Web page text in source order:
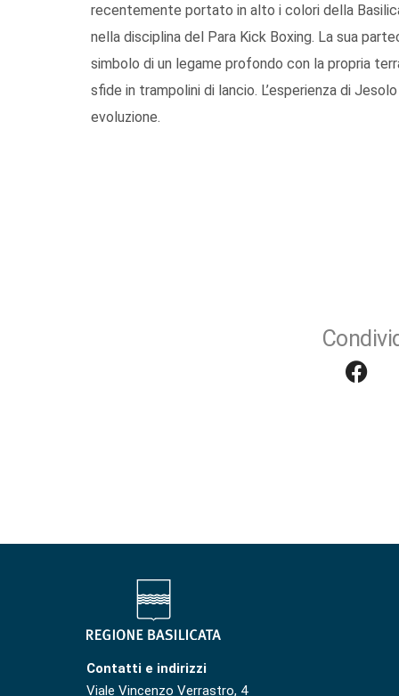
recentemente portato in alto i colori della
nella disciplina del Para Kick Boxing. La sua
simbolo di un legame profondo con la propria
sfide in trampolini di lancio. L’esperienza di
evoluzione.
Contatti e indirizzi
Viale Vincenzo Verrastro, 4